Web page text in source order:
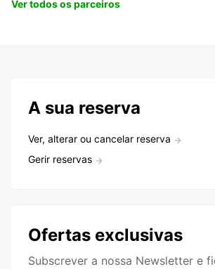
Ver todos os parceiros
A sua reserva
Ver, alterar ou cancelar reserva
Gerir reservas
Ofertas exclusivas
Subscrever a nossa Newsletter e